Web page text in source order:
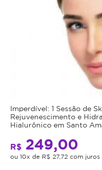
Imperdível: 1 Sessão de
Rejuvenescimento e
Hialurônico em Santo
R$ 249,00
ou 10x de R$ 27,72 com juros